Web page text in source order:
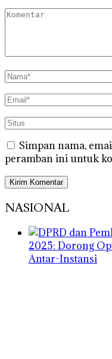
Simpan nama,
peramban ini untuk
NASIONAL